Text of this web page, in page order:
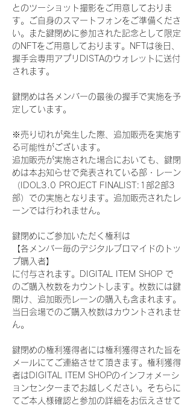
とのツーショット撮影をご用意しておりま
す。ご自身のスマートフォンをご準備くださ
い。また鍵閉めに参加された記念として限定
のNFTをご用意しております。NFTは後日、
握手会専用アプリDISTAのウォレットに送付
されます。
鍵閉めは各メンバーの最後の握手で実施を予
定しています。
※売り切れが発生した際、追加販売を実施す
る可能性がございます。
追加販売が実施された場合においても、鍵閉
めは本お知らせで発表されている部・レーン
（IDOL3.0 PROJECT FINALIST:1部2部3
部）での実施となります。追加販売されたレ
ーンでは行われません。
鍵閉めにご参加いただく権利は
【各メンバー毎のデジタルブロマイドのトッ
プ購入者】
に付与されます。DIGITAL ITEM SHOP で
のご購入枚数をカウントします。枚数には鍵
開け、追加販売レーンの購入も含まれます。
当日会場でのご購入枚数はカウントされませ
ん。
鍵閉めの権利獲得者には権利獲得された旨を
メールにてご連絡させて頂きます。権利獲得
者はDIGITAL ITEM SHOPのインフォメーシ
ョンセンターまでお越しください。そちらに
てご本人様確認と参加の詳細をお伝えさせて